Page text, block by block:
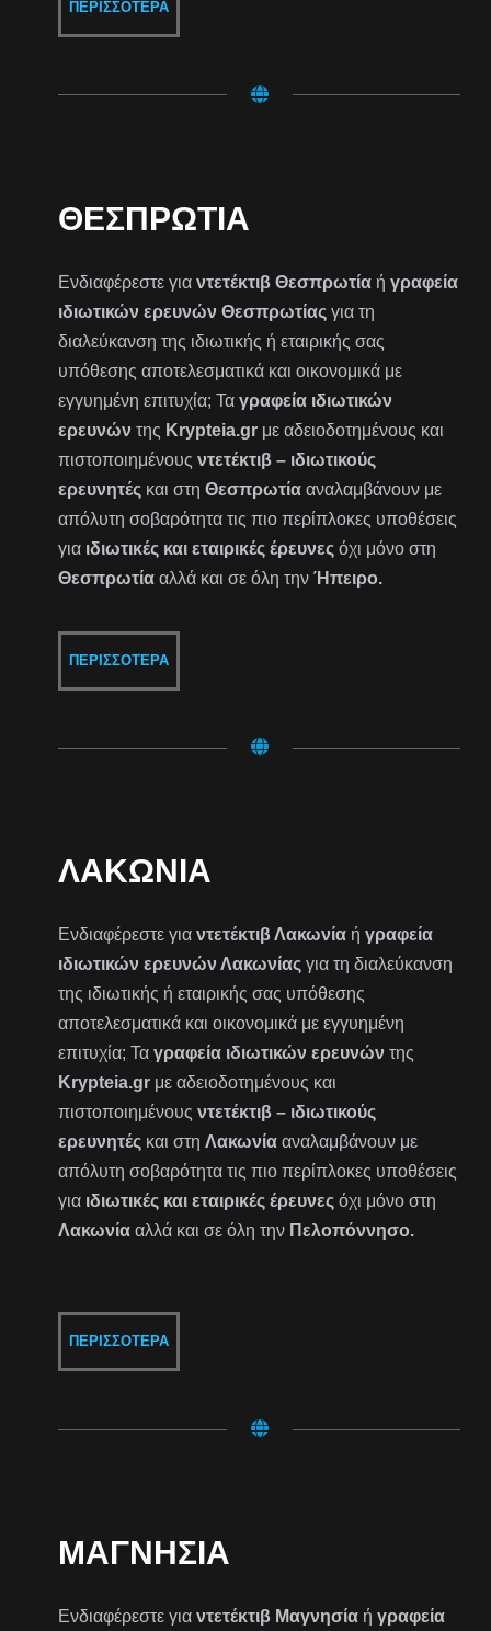
ΠΕΡΙΣΣΌΤΕΡΑ
ΘΕΣΠΡΩΤΊΑ
Ενδιαφέρεστε γιαντετέκτιβ Θεσπρωτία ήγραφεία
ιδιωτικών ερευνών Θεσπρωτίας για τη
διαλεύκανση της ιδιωτικής ή εταιρικής σας
υπόθεσης αποτελεσματικά και οικονομικά με
εγγυημένη επιτυχία; Ταγραφεία ιδιωτικών
ερευνών της Krypteia.gr με αδειοδοτημένους και
πιστοποιημένουςντετέκτιβ – ιδιωτικούς
ερευνητές και στηΘεσπρωτία αναλαμβάνουν με
απόλυτη σοβαρότητα τις πιο περίπλοκες υποθέσεις
για ιδιωτικές και εταιρικές έρευνες όχι μόνο στη
Θεσπρωτία αλλά και σε όλη τηνΉπειρο.
ΠΕΡΙΣΣΌΤΕΡΑ
ΛΑΚΩΝΊΑ
Ενδιαφέρεστε γιαντετέκτιβ Λακωνία ήγραφεία
ιδιωτικών ερευνών Λακωνίας για τη διαλεύκανση
της ιδιωτικής ή εταιρικής σας υπόθεσης
αποτελεσματικά και οικονομικά με εγγυημένη
επιτυχία; Ταγραφεία ιδιωτικών ερευνών της
Krypteia.gr με αδειοδοτημένους και
πιστοποιημένουςντετέκτιβ – ιδιωτικούς
ερευνητές και στηΛακωνία αναλαμβάνουν με
απόλυτη σοβαρότητα τις πιο περίπλοκες υποθέσεις
για ιδιωτικές και εταιρικές έρευνες όχι μόνο στη
Λακωνία αλλά και σε όλη την Πελοπόννησο.
ΠΕΡΙΣΣΌΤΕΡΑ
ΜΑΓΝΗΣΊΑ
Ενδιαφέρεστε γιαντετέκτιβ Μαγνησία ήγραφεία